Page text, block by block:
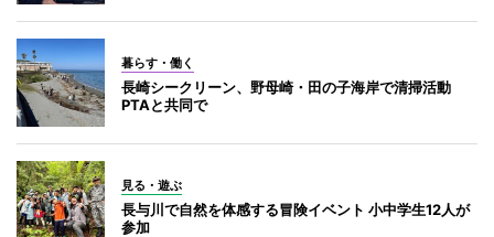
暮らす・働く
長崎シークリーン、野母崎・田の子海岸で清掃活動
PTAと共同で
見る・遊ぶ
長与川で自然を体感する冒険イベント 小中学生12人が
参加